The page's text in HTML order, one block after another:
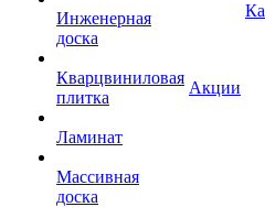
Инженерная
доска
Кварцвиниловая
плитка
Ламинат
Массивная
доска
Акции